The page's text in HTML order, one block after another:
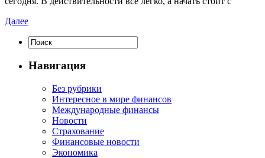
Далее
Навигация
Без рубрики
Интересное в мире финансов
Международные финансы
Новости
Страхование
Финансовые новости
Экономика